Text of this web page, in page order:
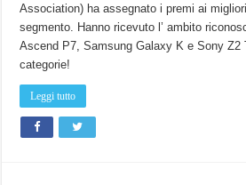
Association) ha assegnato i premi ai
segmento. Hanno ricevuto l’ ambito
Ascend P7, Samsung Galaxy K e Sony Z2
categorie!
Leggi tutto